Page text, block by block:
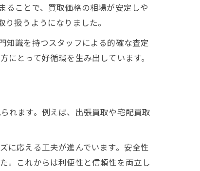
ることで、買取価格の相場が安定しや
扱うようになりました。
知識を持つスタッフによる的確な査定
とって好循環を生み出しています。
れます。例えば、出張買取や宅配買取
に応える工夫が進んでいます。安全性
。これからは利便性と信頼性を両立し